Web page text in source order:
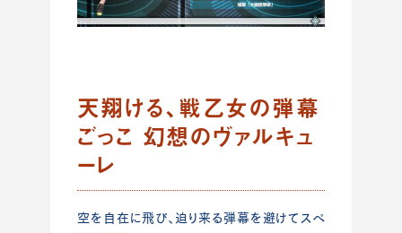
天翔ける、戦乙女の弾幕
ごっこ 幻想のヴァルキュ
ーレ
空を自在に飛び、迫り来る弾幕を避けてスペ